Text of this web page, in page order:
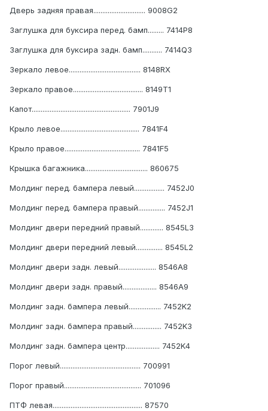
Дверь задняя правая............................. 9008G2
Заглушка для буксира перед. бамп......... 7414P8
Заглушка для буксира задн. бамп........... 7414Q3
Зеркало левое........................................ 8148RX
Зеркало правое....................................... 8149T1
Капот....................................................... 7901J9
Крыло левое............................................ 7841F4
Крыло правое.......................................... 7841F5
Крышка багажника................................... 860675
Молдинг перед. бампера левый................. 7452J0
Молдинг перед. бампера правый............... 7452J1
Молдинг двери передний правый............. 8545L3
Молдинг двери передний левый............... 8545L2
Молдинг двери задн. левый..................... 8546A8
Молдинг двери задн. правый................... 8546A9
Молдинг задн. бампера левый.................. 7452K2
Молдинг задн. бампера правый................ 7452K3
Молдинг задн. бампера центр................... 7452K4
Порог левый............................................. 700991
Порог правый........................................... 701096
ПТФ левая.................................................. 87570